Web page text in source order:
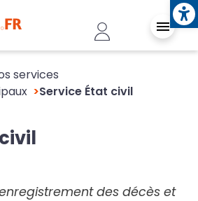
Aller au contenu principal
Header -
services
Service État civil
des décès et